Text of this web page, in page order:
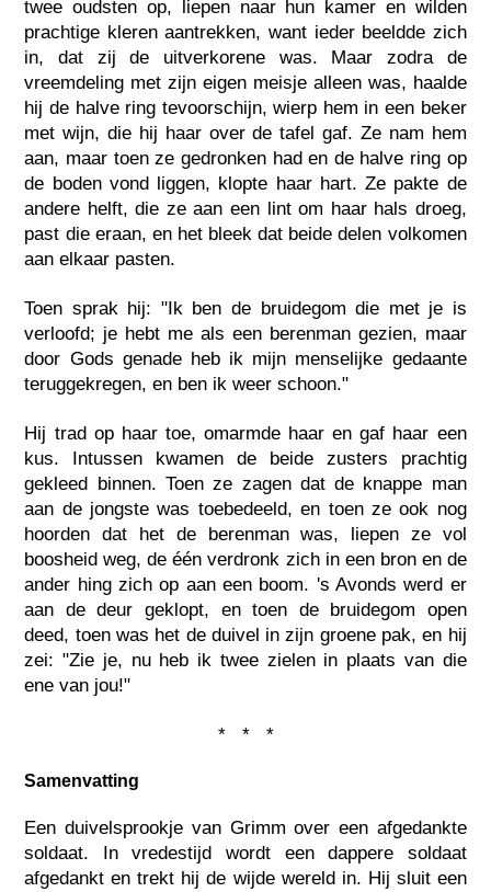
twee oudsten op, liepen naar hun kamer en wilden
prachtige kleren aantrekken, want ieder beeldde zich
in, dat zij de uitverkorene was. Maar zodra de
vreemdeling met zijn eigen meisje alleen was, haalde
hij de halve ring tevoorschijn, wierp hem in een beker
met wijn, die hij haar over de tafel gaf. Ze nam hem
aan, maar toen ze gedronken had en de halve ring op
de boden vond liggen, klopte haar hart. Ze pakte de
andere helft, die ze aan een lint om haar hals droeg,
past die eraan, en het bleek dat beide delen volkomen
aan elkaar pasten.
Toen sprak hij: "Ik ben de bruidegom die met je is
verloofd; je hebt me als een berenman gezien, maar
door Gods genade heb ik mijn menselijke gedaante
teruggekregen, en ben ik weer schoon."
Hij trad op haar toe, omarmde haar en gaf haar een
kus. Intussen kwamen de beide zusters prachtig
gekleed binnen. Toen ze zagen dat de knappe man
aan de jongste was toebedeeld, en toen ze ook nog
hoorden dat het de berenman was, liepen ze vol
boosheid weg, de één verdronk zich in een bron en de
ander hing zich op aan een boom. 's Avonds werd er
aan de deur geklopt, en toen de bruidegom open
deed, toen was het de duivel in zijn groene pak, en hij
zei: "Zie je, nu heb ik twee zielen in plaats van die
ene van jou!"
* * *
Samenvatting
Een duivelsprookje van Grimm over een afgedankte
soldaat. In vredestijd wordt een dappere soldaat
afgedankt en trekt hij de wijde wereld in. Hij sluit een